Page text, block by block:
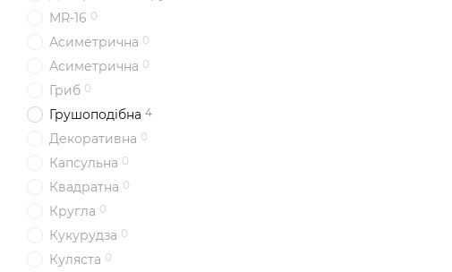
MR-16 0
Асиметрична 0
Асиметрична 0
Гриб 0
Грушоподібна 4
Декоративна 0
Капсульна 0
Квадратна 0
Кругла 0
Кукурудза 0
Куляста 0